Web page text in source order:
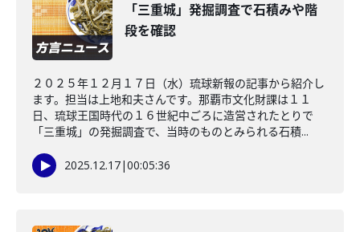
「三重城」発掘調査で石積みや階
段を確認
２０２５年１２月１７日（水）琉球新報の記事から紹介し
ます。担当は上地和夫さんです。那覇市文化財課は１１
日、琉球王国時代の１６世紀中ごろに造営されたとりで
「三重城」の発掘調査で、当時のものとみられる石積...
2025.12.17|00:05:36